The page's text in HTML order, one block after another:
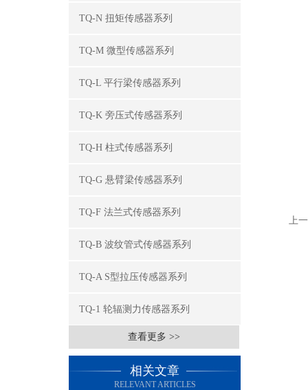
TQ-N 扭矩传感器系列
TQ-M 微型传感器系列
TQ-L 平行梁传感器系列
TQ-K 旁压式传感器系列
TQ-H 柱式传感器系列
TQ-G 悬臂梁传感器系列
TQ-F 法兰式传感器系列
TQ-B 波纹管式传感器系列
TQ-A S型拉压传感器系列
TQ-1 轮辐测力传感器系列
查看更多 >>
相关文章
RELEVANT ARTICLES
上